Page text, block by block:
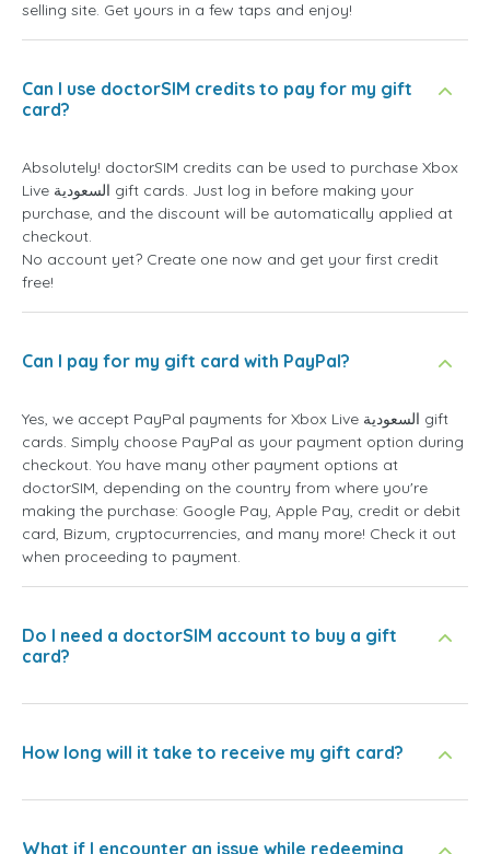
selling site. Get yours in a few taps and enjoy!
Can I use doctorSIM credits to pay for my gift
card?
Absolutely! doctorSIM credits can be used to purchase Xbox
Live السعودية gift cards. Just log in before making your
purchase, and the discount will be automatically applied at
checkout.
No account yet? Create one now and get your first credit
free!
Can I pay for my gift card with PayPal?
Yes, we accept PayPal payments for Xbox Live السعودية gift
cards. Simply choose PayPal as your payment option during
checkout. You have many other payment options at
doctorSIM, depending on the country from where you're
making the purchase: Google Pay, Apple Pay, credit or debit
card, Bizum, cryptocurrencies, and many more! Check it out
when proceeding to payment.
Do I need a doctorSIM account to buy a gift
card?
How long will it take to receive my gift card?
What if I encounter an issue while redeeming